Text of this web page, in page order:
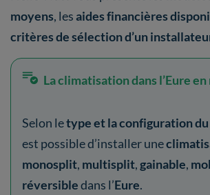
moyens, lesaides financières
critères de sélection d’un
La climatisation dans l’Eure en
Selon letype et la configuration
est possible d’installer une
monosplit, multisplit,gainable,
réversibledans l’Eure.